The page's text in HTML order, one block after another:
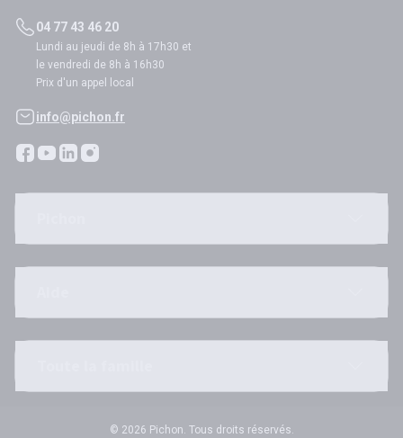
04 77 43 46 20
Lundi au jeudi de 8h à 17h30 et
le vendredi de 8h à 16h30
Prix d'un appel local
info@pichon.fr
© 2026 Pichon. Tous droits réservés.